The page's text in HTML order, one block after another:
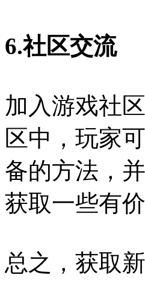
6.社区交流
加入游戏社
区中，玩家
备的方法，
获取一些有
总之，获取